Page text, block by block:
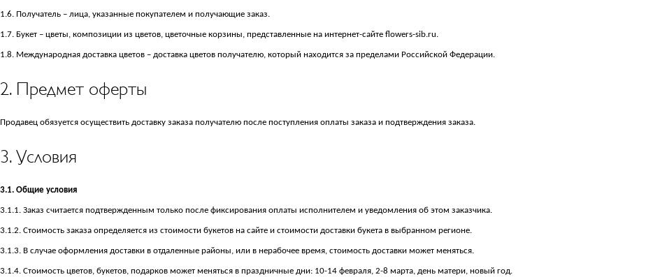
1.6. Получатель – лица, указанные покупателем и получающие заказ.
1.7. Букет – цветы, композиции из цветов, цветочные корзины, представленные на интернет-сайте flowers-sib.ru.
1.8. Международная доставка цветов – доставка цветов получателю, который находится за пределами Российской Федерации.
2. Предмет оферты
Продавец обязуется осуществить доставку заказа получателю после поступления оплаты заказа и подтверждения заказа.
3. Условия
3.1. Общие условия
3.1.1. Заказ считается подтвержденным только после фиксирования оплаты исполнителем и уведомления об этом заказчика.
3.1.2. Стоимость заказа определяется из стоимости букетов на сайте и стоимости доставки букета в выбранном регионе.
3.1.3. В случае оформления доставки в отдаленные районы, или в нерабочее время, стоимость доставки может меняться.
3.1.4. Стоимость цветов, букетов, подарков может меняться в праздничные дни: 10-14 февраля, 2-8 марта, день матери, новый год.